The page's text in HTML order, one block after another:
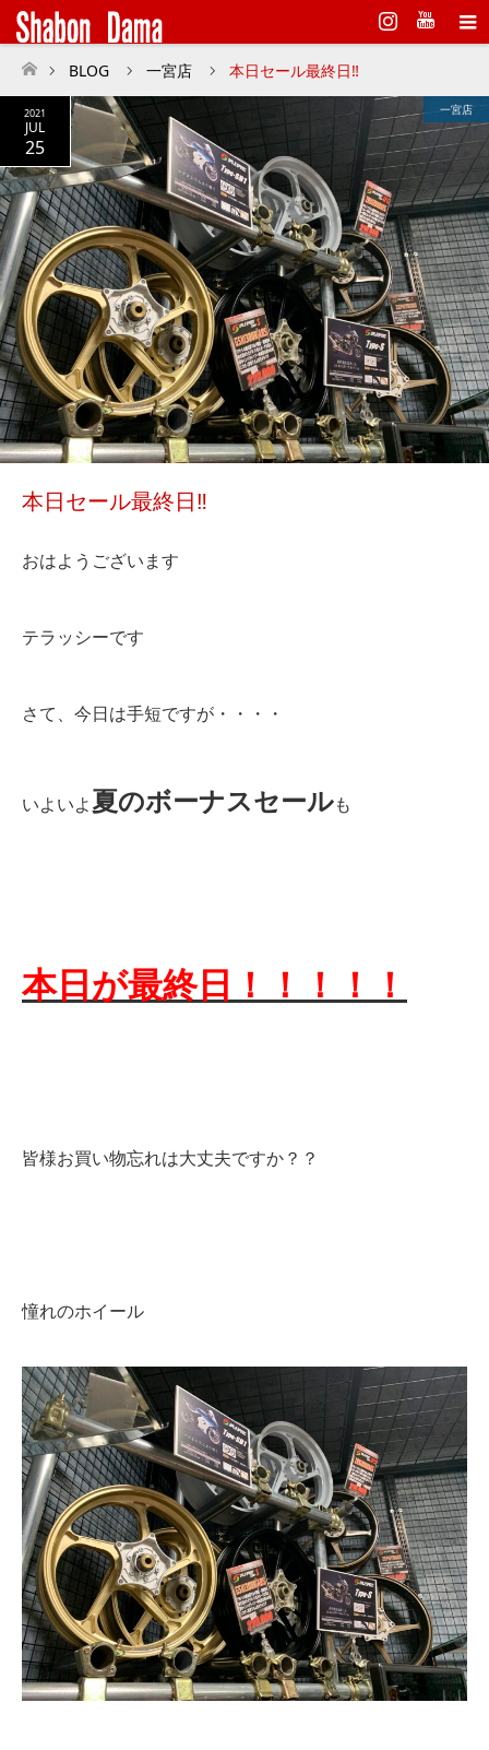
Instagram
ホーム
BLOG 一宮店 本日セール最終日‼︎
2021
JUL
25
一宮店
本日セール最終日‼︎
おはようございます
テラッシーです
さて、今日は手短ですが・・・・
いよいよ夏のボーナスセールも
本日が最終日！！！！！
皆様お買い物忘れは大丈夫ですか？？
憧れのホイール